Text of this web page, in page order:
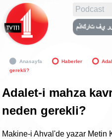
Podcast
Anasayfa Haberler
gerekli?
Adalet-i mahza
neden gerekli?
Makine-i Ahval'de yazar Metin